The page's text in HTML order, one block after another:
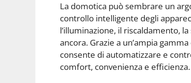
La domotica può sembrare un
controllo intelligente degli
l’illuminazione, il riscaldamento,
ancora. Grazie a un’ampia
consente di automatizzare e
comfort, convenienza e efficienza.